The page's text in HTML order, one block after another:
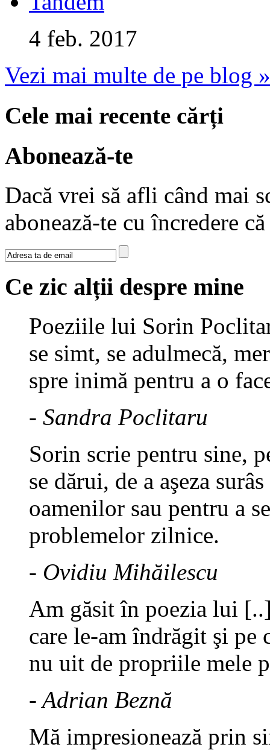
4 feb. 2017
Vezi mai multe de pe blog »
Cele mai recente cărți
Abonează-te
Dacă vrei să afli când mai
abonează-te cu încredere
Ce zic alții despre mine
Poeziile lui Sorin
se simt, se adulmecă,
spre inimă pentru a o
- Sandra Poclitaru
Sorin scrie pentru sine,
se dărui, de a aşeza
oamenilor sau pentru a
problemelor zilnice.
- Ovidiu Mihăilescu
Am găsit în poezia lui
care le-am îndrăgit şi pe
nu uit de propriile mele
- Adrian Beznă
Mă impresionează prin